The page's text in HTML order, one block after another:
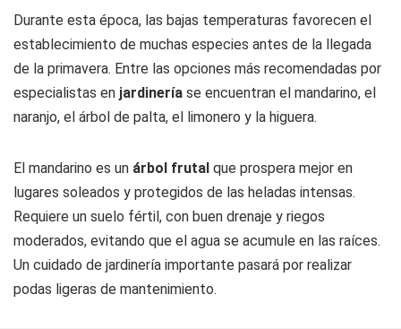
Durante esta época, las bajas temperaturas favorecen el
establecimiento de muchas especies antes de la llegada
de la primavera. Entre las opciones más recomendadas por
especialistas en jardinería se encuentran el mandarino, el
naranjo, el árbol de palta, el limonero y la higuera.
El mandarino es un árbol frutal que prospera mejor en
lugares soleados y protegidos de las heladas intensas.
Requiere un suelo fértil, con buen drenaje y riegos
moderados, evitando que el agua se acumule en las raíces.
Un cuidado de jardinería importante pasará por realizar
podas ligeras de mantenimiento.